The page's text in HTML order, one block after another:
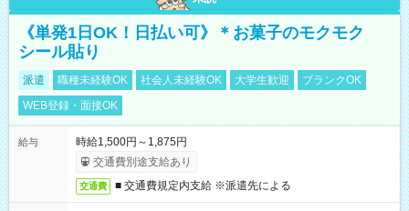
《単発1日OK！日払い可》＊お菓子のモクモク
シール貼り
派遣 職種未経験OK 社会人未経験OK 大学生歓迎
ブランクOK
WEB登録・面接OK
給与
時給1,500円～1,875円
交通費別途支給あり
交通費 ■ 交通費規定内支給 ※派遣先による